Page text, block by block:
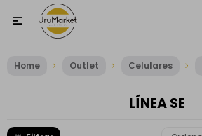

Home Outlet Celulares
LÍNEA SE